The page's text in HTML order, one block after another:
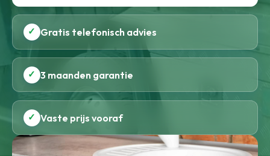
✓ Gratis telefonisch advies
✓ 3 maanden garantie
✓ Vaste prijs vooraf